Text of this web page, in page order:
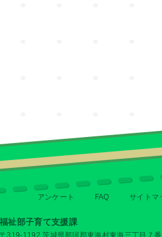
アンケート FAQ サイトマ
福祉部子育て支援課
〒319-1192 茨城県那珂郡東海村東海三丁目７